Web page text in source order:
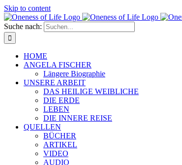
Skip to content
Suche nach:
HOME
ANGELA FISCHER
Längere Biographie
UNSERE ARBEIT
DAS HEILIGE WEIBLICHE
DIE ERDE
LEBEN
DIE INNERE REISE
QUELLEN
BÜCHER
ARTIKEL
VIDEO
AUDIO